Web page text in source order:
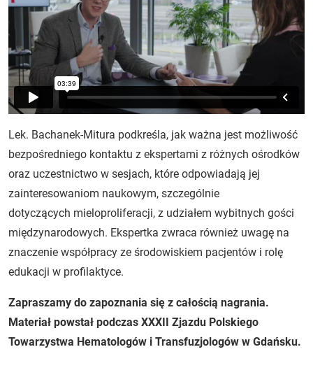
Lek. Bachanek-Mitura podkreśla, jak ważna jest możliwość
bezpośredniego kontaktu z ekspertami z różnych ośrodków
oraz uczestnictwo w sesjach, które odpowiadają jej
zainteresowaniom naukowym, szczególnie
dotyczących mieloproliferacji, z udziałem wybitnych gości
międzynarodowych. Ekspertka zwraca również uwagę na
znaczenie współpracy ze środowiskiem pacjentów i rolę
edukacji w profilaktyce.
Zapraszamy do zapoznania się z całością nagrania.
Materiał powstał podczas XXXII Zjazdu Polskiego
Towarzystwa Hematologów i Transfuzjologów w Gdańsku.